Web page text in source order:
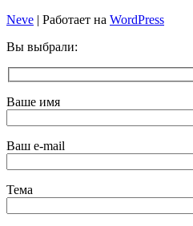
Neve | Работает на WordPress
Вы выбрали:
Ваше имя
Ваш e-mail
Тема